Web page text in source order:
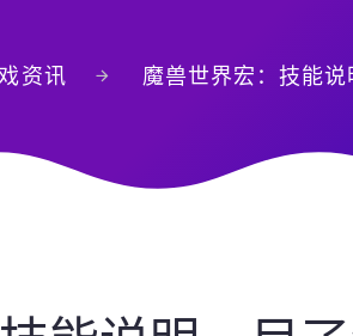
资讯 魔兽世界宏：技能